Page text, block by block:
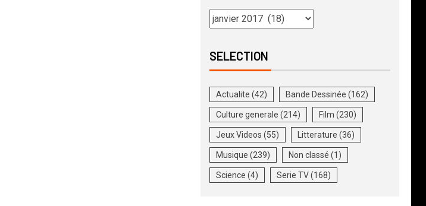
SELECTION
Actualite (42) Bande Dessinée (162)
Culture generale (214) Film (230)
Jeux Videos (55) Litterature (36)
Musique (239) Non classé (1)
Science (4) Serie TV(168)